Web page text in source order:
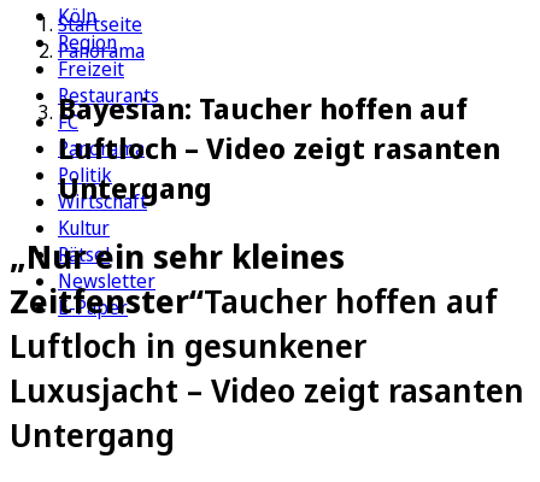
Köln
Region
Freizeit
Restaurants
FC
Panorama
Politik
Wirtschaft
Kultur
Rätsel
Newsletter
E-Paper
Startseite
Panorama
Bayesian: Taucher hoffen auf
Luftloch – Video zeigt rasanten
Untergang
„Nur ein sehr kleines
Zeitfenster“Taucher hoffen auf
Luftloch in gesunkener
Luxusjacht – Video zeigt rasanten
Untergang